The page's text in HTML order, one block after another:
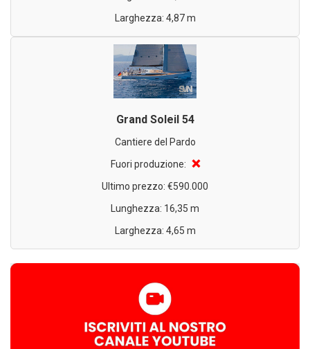
Larghezza: 4,87 m
Grand Soleil 54
Cantiere del Pardo
Fuori produzione: ❌
Ultimo prezzo: €590.000
Lunghezza: 16,35 m
Larghezza: 4,65 m